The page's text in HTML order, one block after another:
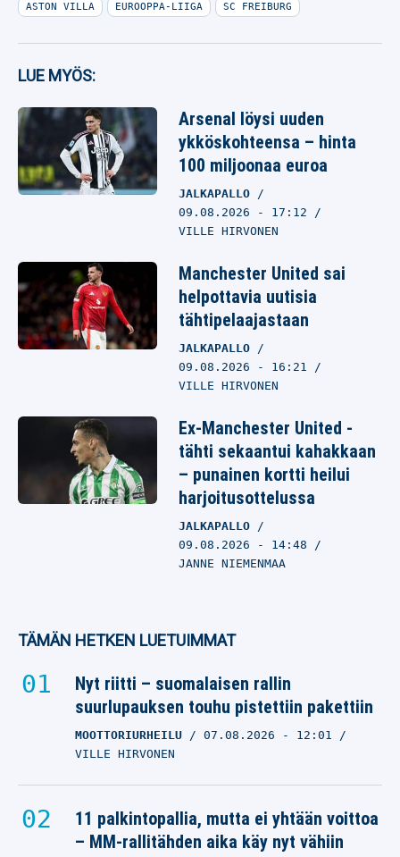
ASTON VILLA EUROOPPA-LIIGA SC FREIBURG
LUE MYÖS:
Arsenal löysi uuden
ykköskohteensa – hinta
100 miljoonaa euroa
JALKAPALLO
09.08.2026 - 17:12
VILLE HIRVONEN
Manchester United sai
helpottavia uutisia
tähtipelaajastaan
JALKAPALLO
09.08.2026 - 16:21
VILLE HIRVONEN
Ex-Manchester United -
tähti sekaantui kahakkaan
– punainen kortti heilui
harjoitusottelussa
JALKAPALLO
09.08.2026 - 14:48
JANNE NIEMENMAA
TÄMÄN HETKEN LUETUIMMAT
Nyt riitti – suomalaisen rallin
suurlupauksen touhu pistettiin pakettiin
MOOTTORIURHEILU 07.08.2026 - 12:01
VILLE HIRVONEN
11 palkintopallia, mutta ei yhtään voittoa
– MM-rallitähden aika käy nyt vähiin